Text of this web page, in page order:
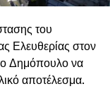
του
Ελευθερίας στον
Δημόπουλο να
αποτέλεσμα.